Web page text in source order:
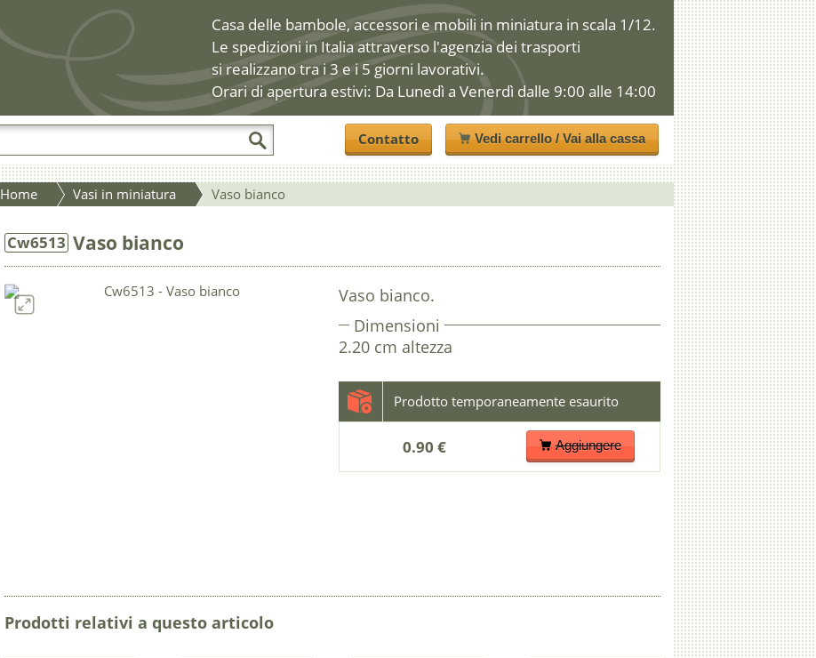
Casa delle bambole, accessori e mobili in miniatura in scala 1/12.
Le spedizioni in Italia attraverso l'agenzia dei trasporti
si realizzano tra i 3 e i 5 giorni lavorativi.
Orari di apertura estivi: Da Lunedì a Venerdì dalle 9:00 alle 14:00
Contatto Vedi carrello / Vai alla cassa
Cw6513 Vaso bianco
Vaso bianco.
Dimensioni
2.20 cm altezza
0.90 € Aggiungere
Prodotti relativi a questo articolo
Home Vasi in miniatura Vaso bianco